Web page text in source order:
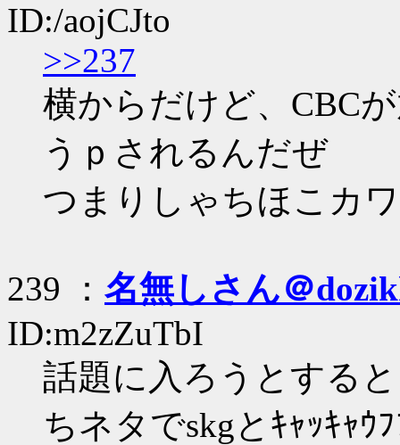
ID:/aojCJto
>>237
横からだけど、CBC
うｐされるんだぜ
つまりしゃちほこカ
239 ： 名無しさん＠
ID:m2zZuTbI
話題に入ろうとする
ちネタでskgとｷｬｯｷｬ